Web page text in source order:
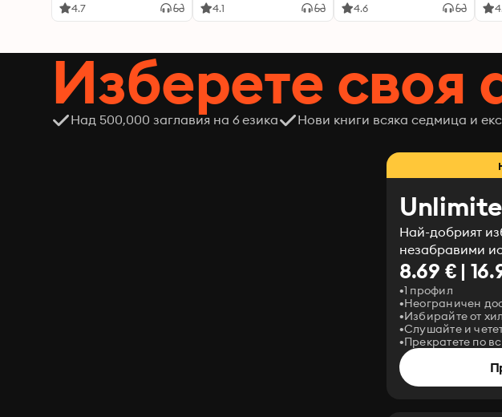
4.7 4.1 4.6
Изберете своя
Над 500,000 заглавия на 6 езика Нови книги всяка седмица и
Най-добрият
незабравими
8.69 € |
1 профил
Неограничен
Избирайте от
Слушайте и
Прекратете по